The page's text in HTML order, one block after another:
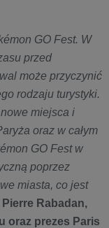
GO Fest. W
przed
może przyczynić
rodzaju turystyki.
miejsca i
oraz w całym
GO Fest w
poprzez
miasta, co jest
Pierre Rabadan,
oraz prezes Paris